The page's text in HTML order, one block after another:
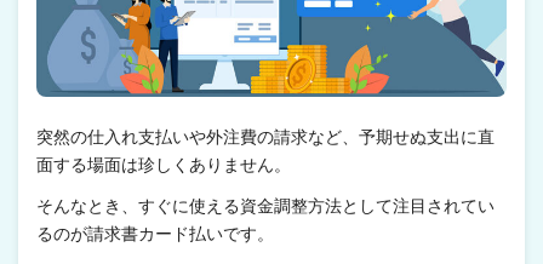
突然の仕入れ支払いや外注費の請求など、予期せぬ支出に直
面する場面は珍しくありません。
そんなとき、すぐに使える資金調整方法として注目されてい
るのが請求書カード払いです。